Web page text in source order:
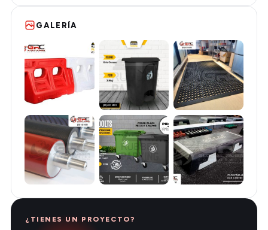
GALERÍA
¿TIENES UN PROYECTO?